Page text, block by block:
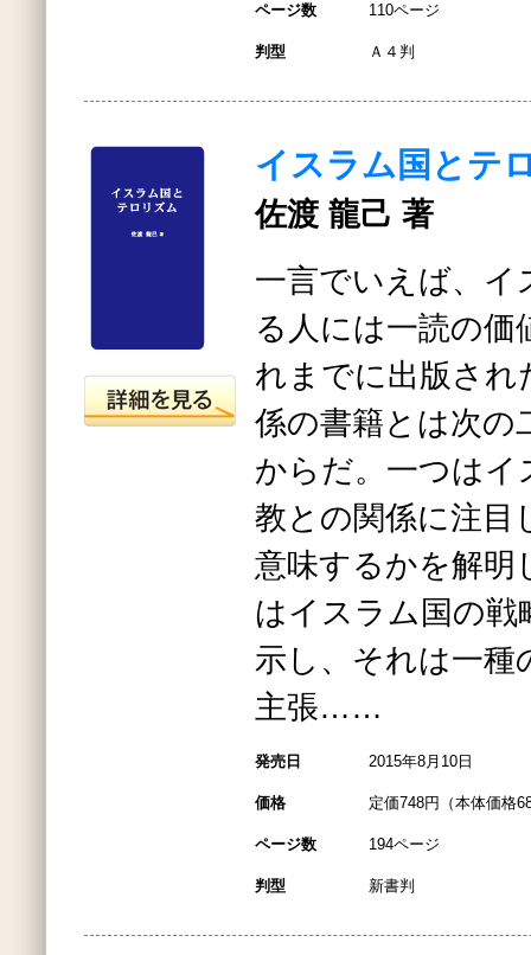
ページ数 110ページ
判型 Ａ４判
イスラム国とテ
佐渡 龍己 著
一言でいえば、イ
る人には一読の価
れまでに出版され
係の書籍とは次の
からだ。一つは
教との関係に注目
意味するかを解明
はイスラム国の戦
示し、それは一種
主張……
発売日 2015年8月10日
価格 定価748円（本体価格
ページ数 194ページ
判型 新書判